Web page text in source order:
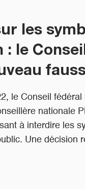
les
: le
le Conseil fédéral
nationale
à interdire les
Une décision